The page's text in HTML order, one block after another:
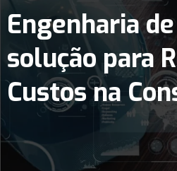
Engenharia
solução para
Custos na